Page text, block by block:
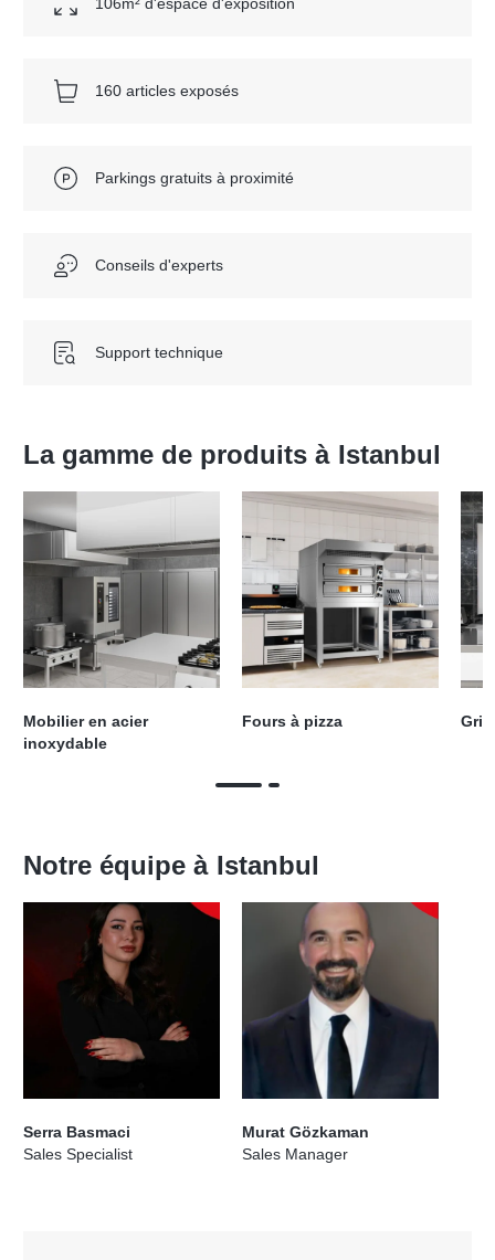
160 articles exposés
Parkings gratuits à proximité
Conseils d'experts
Support technique
La gamme de produits à Istanbul
Mobilier en acier
inoxydable
Fours à pizza
Notre équipe à Istanbul
Serra Basmaci
Sales Specialist
Murat Gözkaman
Sales Manager